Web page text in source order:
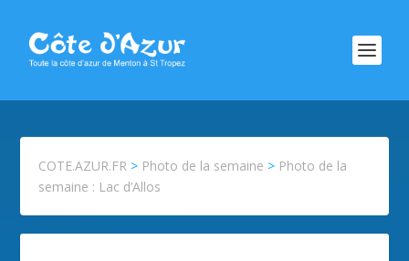
COTE.AZUR.FR > Photo de la semaine > Photo de la
semaine : Lac d’Allos